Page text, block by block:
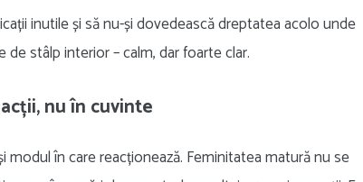
inutile și să nu-și dovedească dreptatea acolo unde
stâlp interior – calm, dar foarte clar.
nu în cuvinte
în care reacționează. Feminitatea matură nu se